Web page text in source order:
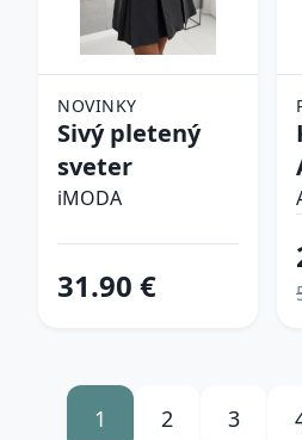
NOVINKY
Sivý pletený
sveter
iMODA
31.90 €
1 2 3